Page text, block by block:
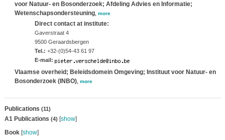
voor Natuur- en Bosonderzoek; Afdeling Advies en Informatie;
Wetenschapsondersteuning, more
Direct contact at institute:
Gaverstraat 4
9500 Geraardsbergen
Tel.: +32-(0)54-43 61 97
E-mail:
Vlaamse overheid; Beleidsdomein Omgeving; Instituut voor Natuur- en
Bosonderzoek (INBO), more
Publications (11)
A1 Publications (4) [show]
Book[show]